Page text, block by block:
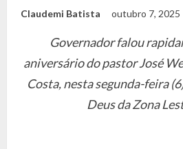
Claudemi Batista outubro 7, 2025
Governador falou
aniversário do pastor José
Costa, nesta segunda-feira
Deus da Zona